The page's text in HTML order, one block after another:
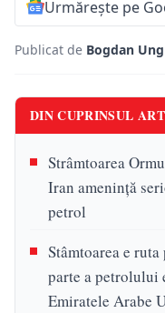
Urmărește pe
Publicat de Bogdan
DIN CUPRINSUL
Strâmtoarea
Iran amenință
petrol
Stâmtoarea e
parte a petrolului
Emiratele Arabe